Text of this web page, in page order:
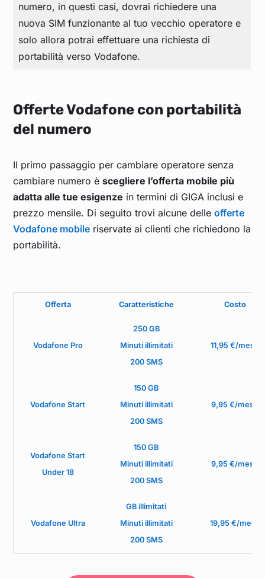
numero, in questi casi, dovrai richiedere una
nuova SIM funzionante al tuo vecchio operatore e
solo allora potrai effettuare una richiesta di
portabilità verso Vodafone.
Offerte Vodafone con portabilità
del numero
Il primo passaggio per cambiare operatore senza
cambiare numero èscegliere l’offerta mobile più
adatta alle tue esigenze in termini di GIGA inclusi e
prezzo mensile. Di seguito trovi alcune delleofferte
Vodafone mobile riservate ai clienti che richiedono la
portabilità.
Offerta Caratteristiche Costo
Vodafone Pro
250 GB
Minuti illimitati
200 SMS
11,95 €/mese
Vodafone Start
150 GB
Minuti illimitati
200 SMS
9,95 €/mese
Vodafone Start
Under 18
150 GB
Minuti illimitati
200 SMS
9,95 €/mese
Vodafone Ultra
GB illimitati
Minuti illimitati
200 SMS
19,95 €/mese